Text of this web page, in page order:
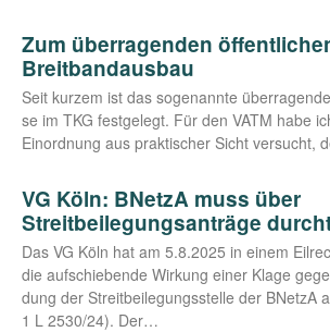
Zum überragenden
Breitbandausbau
Seit kur­zem ist das soge­nann­te
se im TKG fest­ge­legt. Für den VATM habe
Ein­ord­nung aus prak­ti­scher Sicht ver­sucht,
VG Köln: BNetzA muss über
Streitbeilegungsanträge
Das VG Köln hat am 5.8.2025 in einem
die auf­schie­ben­de Wir­kung einer Kla­ge
dung der Streit­bei­le­gungs­stel­le der BNetzA
1 L 2530/24). Der…